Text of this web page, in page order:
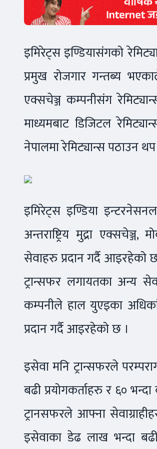
इमिरेट्स इण्डियासंगको
प्रमुख रोजगार गन्तब्य
एक्सचेञ्ज कम्पनीसंग
माध्यमबाट डिजिटल
नेपालमा रेमिट्यान्स पठाउन
इमिरेट्स इण्डिया
अन्तराष्ट्रिय मुद्रा
सेवाहरु प्रदान गर्दै
ट्रान्सफर लगायतका अन्य
कम्पनीले हाल युएइका
प्रदान गर्दै आइरहेको छ ।
इसेवा मनि ट्रान्सफरले
बढी प्रयोगकर्ताहरु र ६०
ट्रानसफरले आफ्ना
इसेवाका डेढ लाख भन्दा बढी